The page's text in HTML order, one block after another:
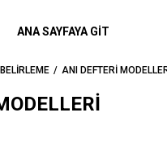
ANA SAYFAYA GİT
ANI DEFTERİ